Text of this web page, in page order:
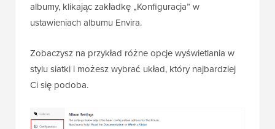
albumy, klikając zakładkę „Konfiguracja” w
ustawieniach albumu Envira.
Zobaczysz na przykład różne opcje wyświetlania w
stylu siatki i możesz wybrać układ, który najbardziej
Ci się podoba.